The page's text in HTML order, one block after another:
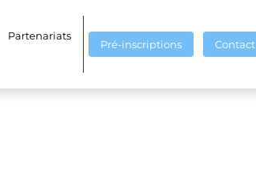
Partenariats
Pré-inscriptions Contact